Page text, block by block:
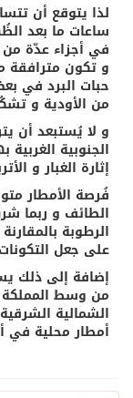
لذا يتوقع أن
ساعات ما بعد
في أجزاء عدّة من
و تكون مترافقة
حبات البرد في
من الأودية و
و لا يُستبعد أن
الجنوبية
إثارة الغبار و
فُرصة الأمطار
الطائف و ربما
الرطوبة
على جعل
إضافة إلى ذلك
من وسط المملكة
الشمالية
أمطار محلية في